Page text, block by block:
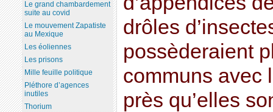
drôles
possèderaient
communs avec
près qu’elles
Le grand chambardement
suite au covid
Le mouvement Zapatiste
au Mexique
Les éoliennes
Les prisons
Mille feuille politique
Pléthore d’agences
inutiles
Thorium